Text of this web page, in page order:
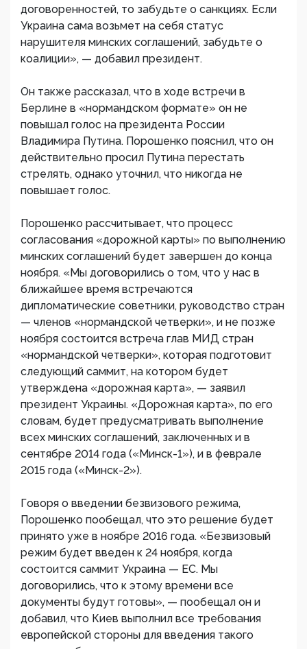
договоренностей, то забудьте о санкциях. Если
Украина сама возьмет на себя статус
нарушителя минских соглашений, забудьте о
коалиции», — добавил президент.
Он также рассказал, что в ходе встречи в
Берлине в «нормандском формате» он не
повышал голос на президента России
Владимира Путина. Порошенко пояснил, что он
действительно просил Путина перестать
стрелять, однако уточнил, что никогда не
повышает голос.
Порошенко рассчитывает, что процесс
согласования «дорожной карты» по выполнению
минских соглашений будет завершен до конца
ноября. «Мы договорились о том, что у нас в
ближайшее время встречаются
дипломатические советники, руководство стран
—​ членов «нормандской четверки», и не позже
ноября состоится встреча глав МИД стран
«нормандской четверки», которая подготовит
следующий саммит, на котором будет
утверждена «дорожная карта», — заявил
президент Украины. «Дорожная карта», по его
словам, будет предусматривать выполнение
всех минских соглашений, заключенных и в
сентябре 2014 года («Минск-1»), и в феврале
2015 года («Минск-2»).
Говоря о введении безвизового режима,
Порошенко пообещал, что это решение будет
принято уже в ноябре 2016 года. «Безвизовый
режим будет введен к 24 ноября, когда
состоится саммит Украина — ЕС. Мы
договорились, что к этому времени все
документы будут готовы», — пообещал он и
добавил, что Киев выполнил все требования
европейской стороны для введения такого